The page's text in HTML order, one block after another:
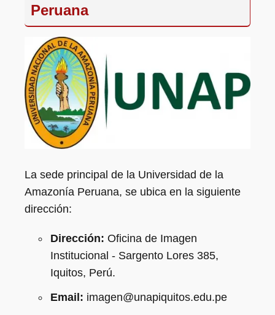
Peruana
La sede principal de la Universidad de la
Amazonía Peruana, se ubica en la siguiente
dirección:
Dirección: Oficina de Imagen
Institucional - Sargento Lores 385,
Iquitos, Perú.
Email: imagen@unapiquitos.edu.pe